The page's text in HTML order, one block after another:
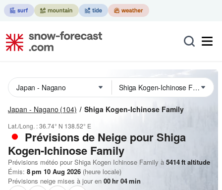
Japan - Nagano (104) Shiga Kogen-Ichinose Family
Lat./Long. :36.74° N 138.52° E
Prévisions de Neige pour Shiga
Kogen-Ichinose Family
Prévisions météo pour Shiga Kogen Ichinose Family à 5414ft altitude
Émis: 8 pm 10 Aug 2026 (heure locale)
Prévisions neige mises à jour en 00hr 04min